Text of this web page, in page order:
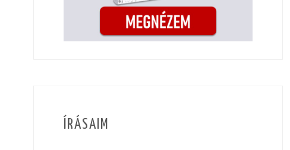
ÍRÁSAIM